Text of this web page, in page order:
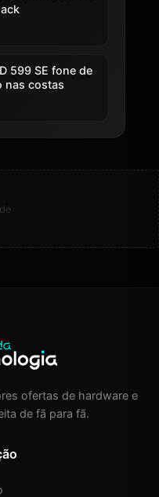
599 SE fone de
nas costas
ofertas de hardware e
de fã para fã.